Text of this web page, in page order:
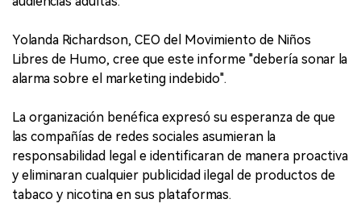
Yolanda Richardson, CEO del Movimiento de Niños
Libres de Humo, cree que este informe "debería sonar la
alarma sobre el marketing indebido".
La organización benéfica expresó su esperanza de que
las compañías de redes sociales asumieran la
responsabilidad legal e identificaran de manera proactiva
y eliminaran cualquier publicidad ilegal de productos de
tabaco y nicotina en sus plataformas.